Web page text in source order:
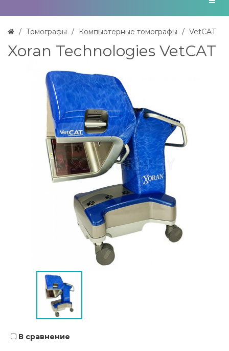
Томографы Компьютерные томографы VetCAT
Xoran Technologies VetCAT
В сравнение